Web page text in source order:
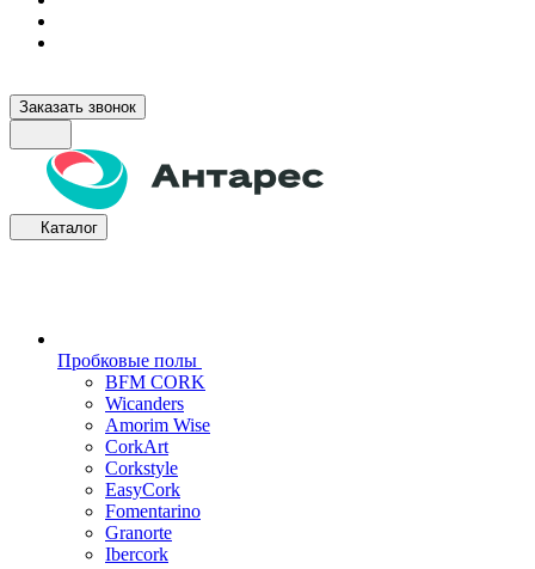
Заказать звонок
Каталог
Пробковые полы
BFM CORK
Wicanders
Amorim Wise
CorkArt
Corkstyle
EasyCork
Fomentarino
Granorte
Ibercork